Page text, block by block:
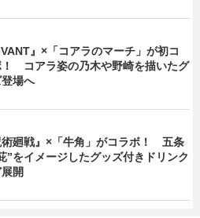
』×「コアラのマーチ」が初コ
！ コアラ姿の乃木や野崎を描いたグ
登場へ
術廻戦』×「牛角」がコラボ！ 五条
”をイメージしたグッズ付きドリンク
開